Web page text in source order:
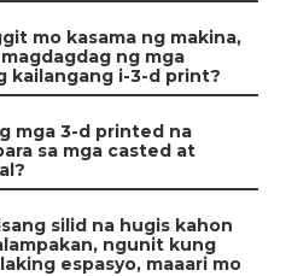
mo kasama ng makina,
ng mga
kailangang i-3-d print?
mga 3-d printed na
sa mga casted at
silid na hugis kahon
ngunit kung
espasyo, maaari mo